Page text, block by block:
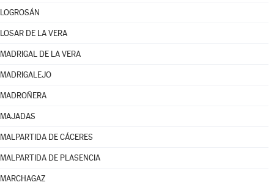
LOGROSÁN
LOSAR DE LA VERA
MADRIGAL DE LA VERA
MADRIGALEJO
MADROÑERA
MAJADAS
MALPARTIDA DE CÁCERES
MALPARTIDA DE PLASENCIA
MARCHAGAZ